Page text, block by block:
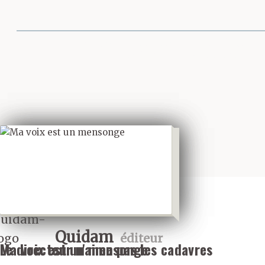
Le directeur n'aime pas les cadavres
Ma voix est un mensonge
Quidam éditeur